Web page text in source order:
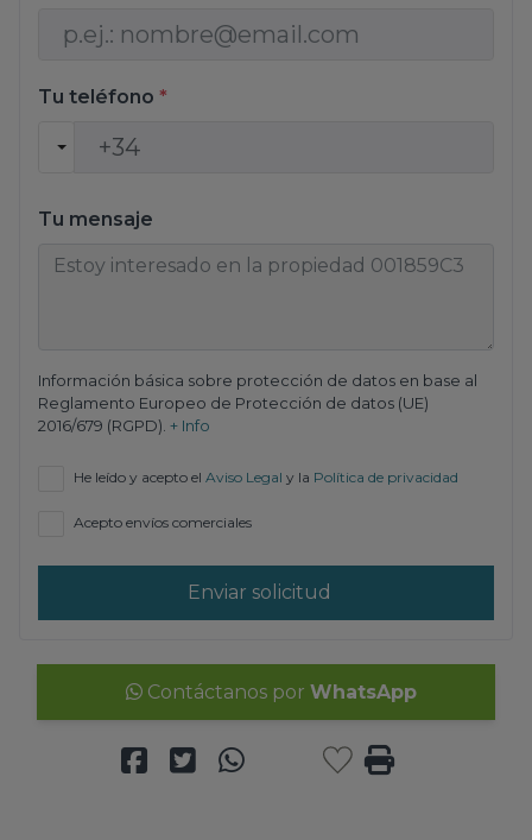
Tu teléfono *
Tu mensaje
Información básica sobre protección de datos en base al
Reglamento Europeo de Protección de datos (UE)
2016/679 (RGPD). + Info
He leído y acepto el Aviso Legal y la Política de privacidad
Acepto envíos comerciales
Enviar solicitud
Contáctanos por WhatsApp